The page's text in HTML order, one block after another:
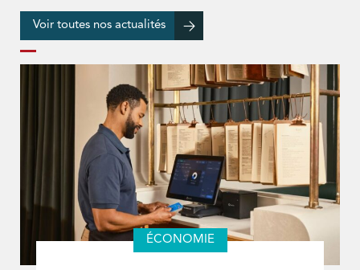
Voir toutes nos actualités
ÉCONOMIE